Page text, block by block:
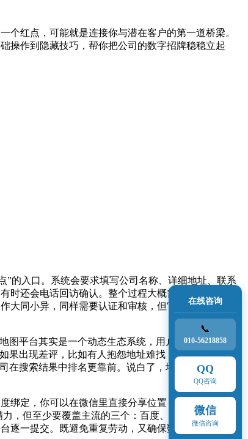
个红点，可能就是连接你与潜在客户的第一道桥梁。
操作到隐藏技巧，帮你把公司的数字招牌稳稳立起
的入口。系统会要求填写公司名称、详细地址、联系
还会电话回访确认。整个过程大概需要几个工作
大同小异，同样需要认证和审核，但它的接口对电商
平台其实是一个动态生态系统，用户会通过评论、
果出现差评，比如有人抱怨地址难找，你更要积极回
搜索结果中排名更靠前。说白了，地图不只是导航
绑定，你可以在微信里直接分享位置，或在小程序里
，但至少要覆盖主流的三个：百度、高德、腾讯。这
逐一提交。既避免重复劳动，又确保数据一致。
在线咨询
📞
010-56218858
QQ
QQ咨询
微信
微信咨询